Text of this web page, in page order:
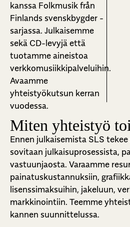
kanssa Folkmusik från
Finlands svenskbygder -
sarjassa. Julkaisemme
sekä CD-levyjä että
tuotamme aineistoa
verkkomusiikkipalveluihin.
Avaamme
yhteistyökutsun kerran
vuodessa.
Miten yhteistyö
Ennen julkaisemista SLS
sovitaan julkaisuprosessista,
vastuunjaosta. Varaamme
painatuskustannuksiin,
lisenssimaksuihin, jakeluun,
markkinointiin. Teemme
kannen suunnittelussa.